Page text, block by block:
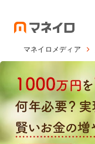
マネイロメディア